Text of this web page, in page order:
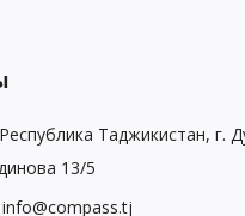
Таджикистан, г.
13/5